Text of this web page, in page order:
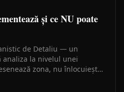
și ce NU poate
de Detaliu — un
la nivelul unei
zona, nu înlocuiește